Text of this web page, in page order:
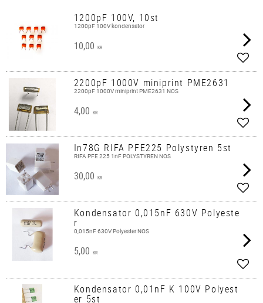
1200pF 100V, 10st
1200pF 100V kondensator
10,00 KR
2200pF 1000V miniprint PME2631
2200pF 1000V miniprint PME2631 NOS
4,00 KR
In78G RIFA PFE225 Polystyren 5st
RIFA PFE 225 1nF POLYSTYREN NOS
30,00 KR
Kondensator 0,015nF 630V Polyeste
r
0,015nF 630V Polyester NOS
5,00 KR
Kondensator 0,01nF K 100V Polyest
er 5st